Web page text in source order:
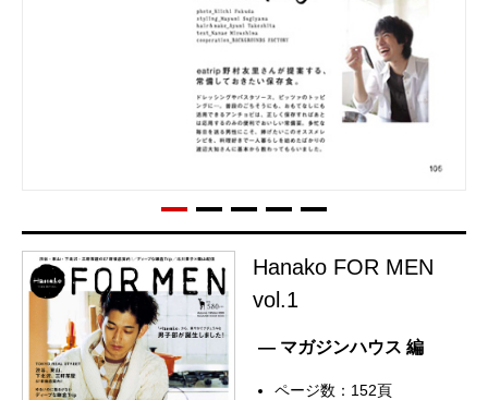
Hanako FOR MEN
vol.1
— マガジンハウス 編
ページ数：152頁